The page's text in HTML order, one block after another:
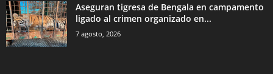
Aseguran tigresa de Bengala en campamento
ligado al crimen organizado en...
7 agosto, 2026